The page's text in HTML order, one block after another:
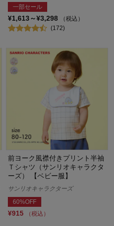
一部セール
¥1,613～¥3,298
（税込）
(172)
前ヨーク風襟付きプリント半袖
Ｔシャツ（サンリオキャラクタ
ーズ） 【ベビー服】
サンリオキャラクターズ
60%OFF
¥915 （税込）